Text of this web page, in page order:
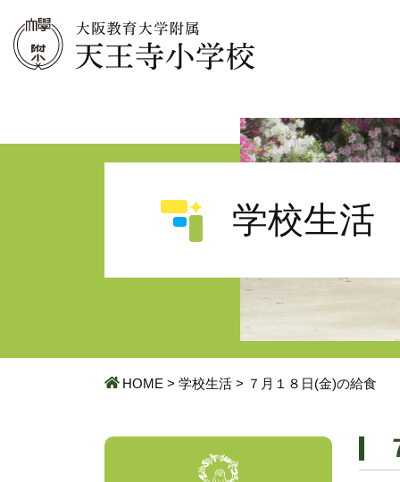
学校生活
HOME > 学校生活 > ７月１８日(金)の給食